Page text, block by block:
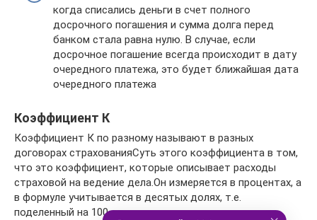
когда списались деньги в счет полного
досрочного погашения и сумма долга перед
банком стала равна нулю. В случае, если
досрочное погашение всегда происходит в дату
очередного платежа, это будет ближайшая дата
очередного платежа
Коэффициент К
Коэффициент К по разному называют в разных
договорах страхованияСуть этого коэффициента в том,
что это коэффициент, которые описывает расходы
страховой на ведение дела.Он измеряется в процентах, а
в формуле учитывается в десятых долях, т.е.
поделенный на 100